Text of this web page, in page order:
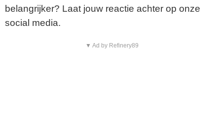
belangrijker? Laat jouw reactie achter op onze
social media.
▼ Ad by Refinery89